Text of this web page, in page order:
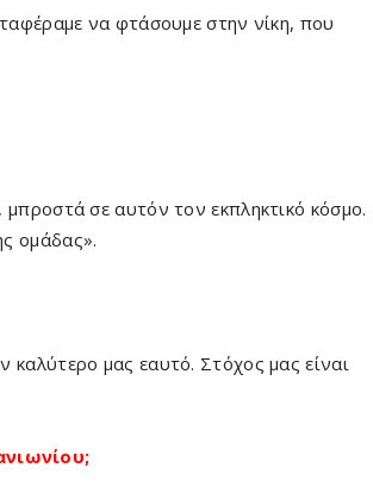
να φτάσουμε στην νίκη, που
σε αυτόν τον εκπληκτικό κόσμο.
ομάδας».
μας εαυτό. Στόχος μας είναι